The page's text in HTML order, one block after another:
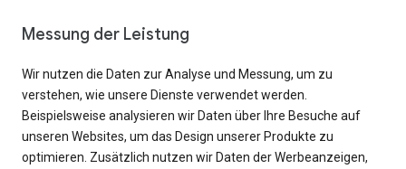
Messung der Leistung
Wir nutzen die Daten zur Analyse und Messung, um zu
verstehen, wie unsere Dienste verwendet werden.
Beispielsweise analysieren wir Daten über Ihre Besuche auf
unseren Websites, um das Design unserer Produkte zu
optimieren. Zusätzlich nutzen wir Daten der Werbeanzeigen,